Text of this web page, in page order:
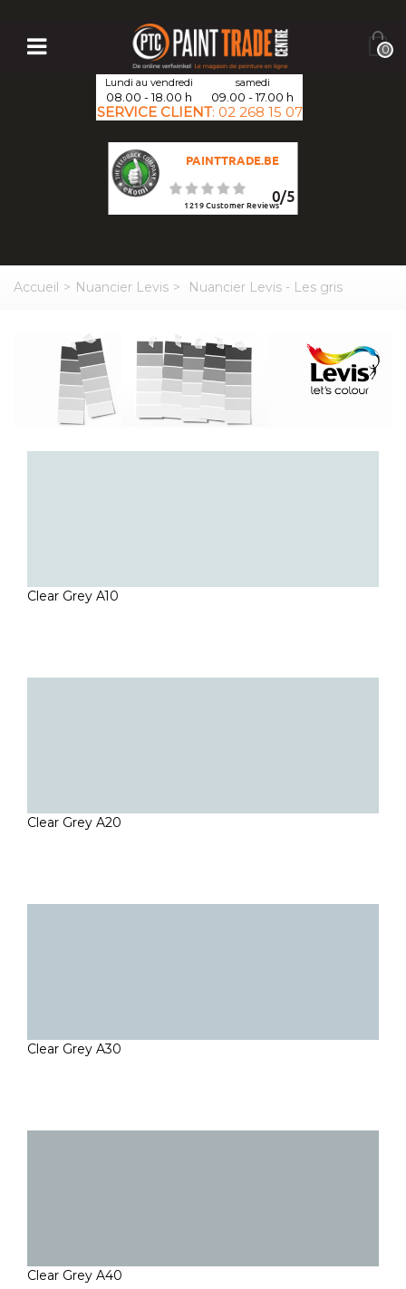
0
Lundi au vendredi
08.00 - 18.00 h
samedi
09.00 - 17.00 h
SERVICE CLIENT: 02 268 15 07
PAINTTRADE.BE
0/5
1219Customer Reviews
Accueil > Nuancier Levis > Nuancier Levis - Les gris
Clear Grey A10
Clear Grey A20
Clear Grey A30
Clear Grey A40